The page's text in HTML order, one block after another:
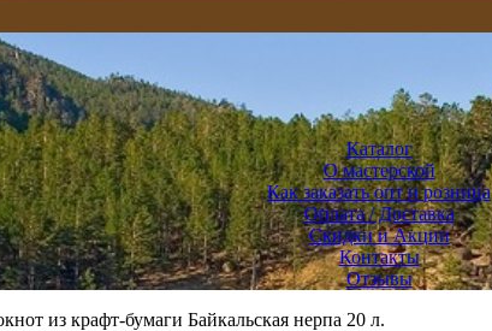
Каталог
О мастерской
Как заказать опт и розница
Оплата / Доставка
Скидки и Акции
Контакты
Отзывы
из крафт-бумаги Байкальская нерпа 20 л.